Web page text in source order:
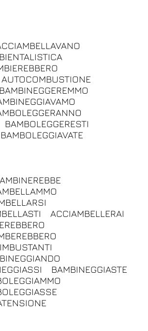
AUTOCOMBUSTIONE
BAMBINEGGEREMMO
BAMBOLEGGERESTI
BAMBOLEGGIAVATE
ACCIAMBELLERAI
BAMBINEGGIASTE